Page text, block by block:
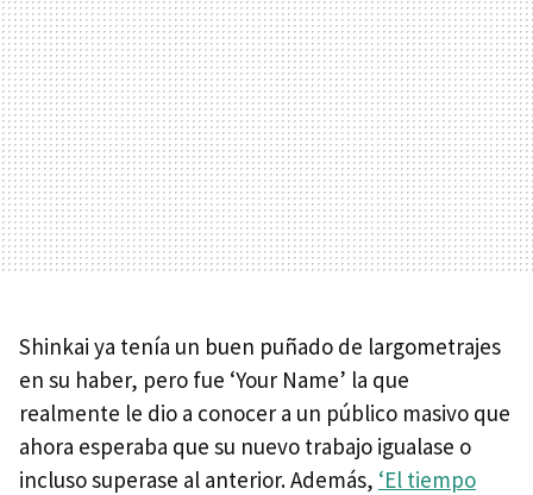
Shinkai ya tenía un buen puñado de largometrajes
en su haber, pero fue ‘Your Name’ la que
realmente le dio a conocer a un público masivo que
ahora esperaba que su nuevo trabajo igualase o
incluso superase al anterior. Además, ‘El tiempo